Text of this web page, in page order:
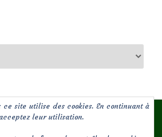
site utilise des cookies. En continuant à
leur utilisation.